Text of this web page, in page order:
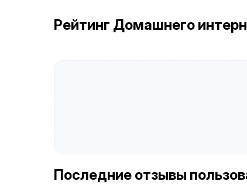
Рейтинг Домашнего
Последние отзывы